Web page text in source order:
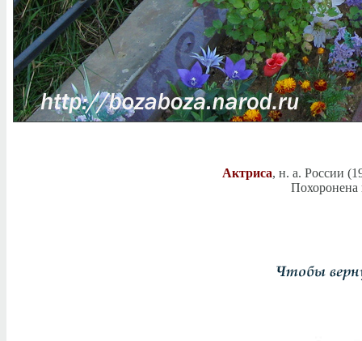
Актриса, н. а. России
Похоронена